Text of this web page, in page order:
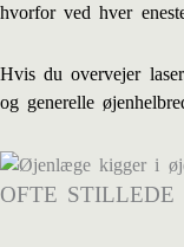
hvorfor ved hver
Hvis du overvejer
og generelle
OFTE